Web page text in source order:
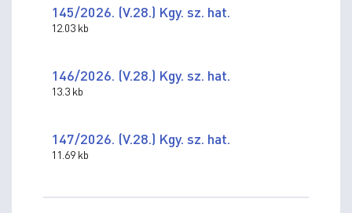
145/2026. (V.28.) Kgy. sz. hat.
12.03 kb
146/2026. (V.28.) Kgy. sz. hat.
13.3 kb
147/2026. (V.28.) Kgy. sz. hat.
11.69 kb